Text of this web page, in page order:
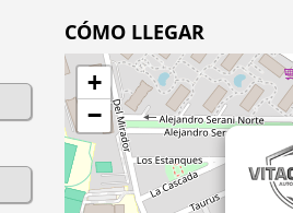
CÓMO LLEGAR
+
−